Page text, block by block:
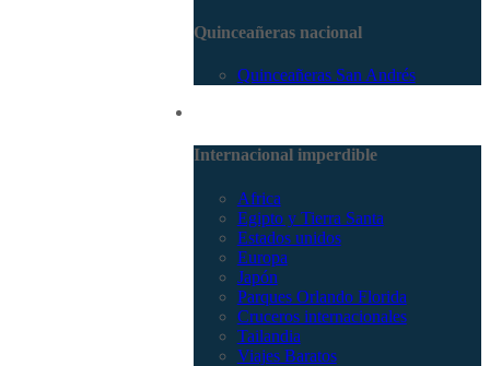
Quinceañeras nacional
Quinceañeras San Andrés
Internacional imperdible
Africa
Egipto y Tierra Santa
Estados unidos
Europa
Japón
Parques Orlando Florida
Cruceros internacionales
Tailandia
Viajes Baratos